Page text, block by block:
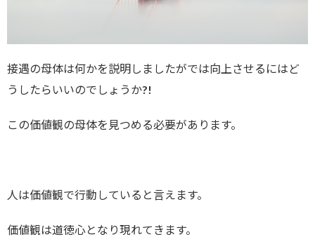
接遇の母体は何かを説明しましたがでは向上させるにはど
うしたらいいのでしょうか?!
この価値観の母体を見つめる必要があります。
人は価値観で行動していると言えます。
価値観は道徳心となり現れてきます。